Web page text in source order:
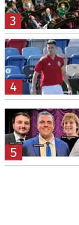
3
4
5